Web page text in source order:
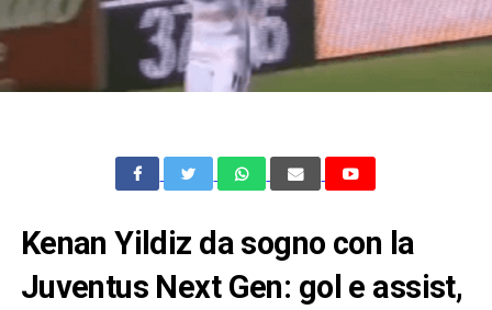
Kenan Yildiz da sogno con la
Juventus Next Gen: gol e assist,